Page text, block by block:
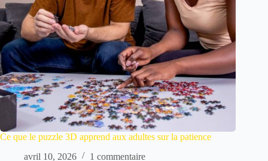
Ce que le puzzle 3D apprend aux adultes sur la patience
avril 10, 2026
1 commentaire